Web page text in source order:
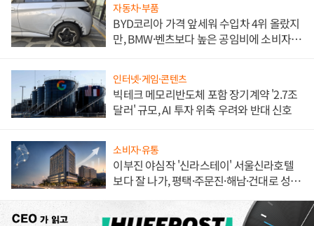
자동차·부품
BYD코리아 가격 앞세워 수입차 4위 올랐지
만, BMW·벤츠보다 높은 공임비에 소비자
인터넷·게임·콘텐츠
빅테크 메모리반도체 포함 장기계약 '2.7조
달러' 규모, AI 투자 위축 우려와 반대 신호
소비자·유통
이부진 야심작 '신라스테이' 서울신라호텔
보다 잘 나가, 평택·주문진·해남·건대로 성